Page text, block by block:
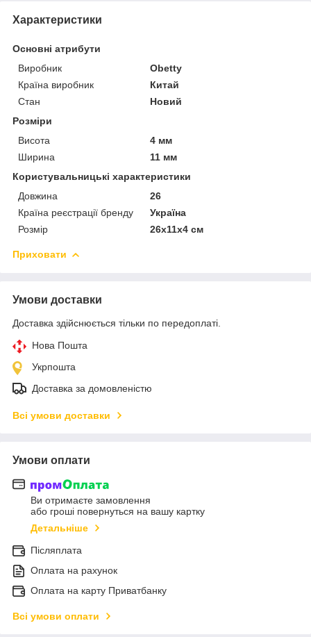
Характеристики
Основні атрибути
Виробник
Obetty
Країна виробник
Китай
Стан
Новий
Розміри
Висота
4 мм
Ширина
11 мм
Користувальницькі характеристики
Довжина
26
Країна реєстрації бренду
Україна
Розмір
26x11x4 см
Приховати
Умови доставки
Доставка здійснюється тільки по передоплаті.
Нова Пошта
Укрпошта
Доставка за домовленістю
Всі умови доставки
Умови оплати
Ви отримаєте замовлення
або гроші повернуться на вашу картку
Детальніше
Післяплата
Оплата на рахунок
Оплата на карту Приватбанку
Всі умови оплати